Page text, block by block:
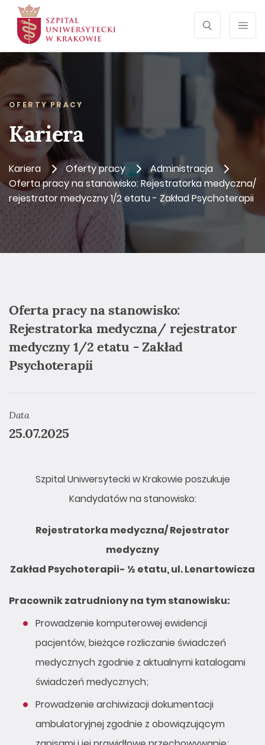
Otwórz
SZUKAJ
OFERTY PRACY
Kariera
Kariera Oferty pracy
Administracja
Oferta pracy na stanowisko: Rejestratorka medyczna/
rejestrator medyczny 1/2 etatu - Zakład Psychoterapii
Oferta pracy na stanowisko:
Rejestratorka medyczna/ rejestrator
medyczny 1/2 etatu - Zakład
Psychoterapii
Data
25.07.2025
Szpital Uniwersytecki w Krakowie poszukuje
Kandydatów na stanowisko:
Rejestratorka medyczna/ Rejestrator
medyczny
Zakład Psychoterapii- ½ etatu, ul. Lenartowicza
Pracownik zatrudniony na tym stanowisku:
Prowadzenie komputerowej ewidencji
pacjentów, bieżące rozliczanie świadczeń
medycznych zgodnie z aktualnymi katalogami
świadczeń medycznych;
Prowadzenie archiwizacji dokumentacji
ambulatoryjnej zgodnie z obowiązującym